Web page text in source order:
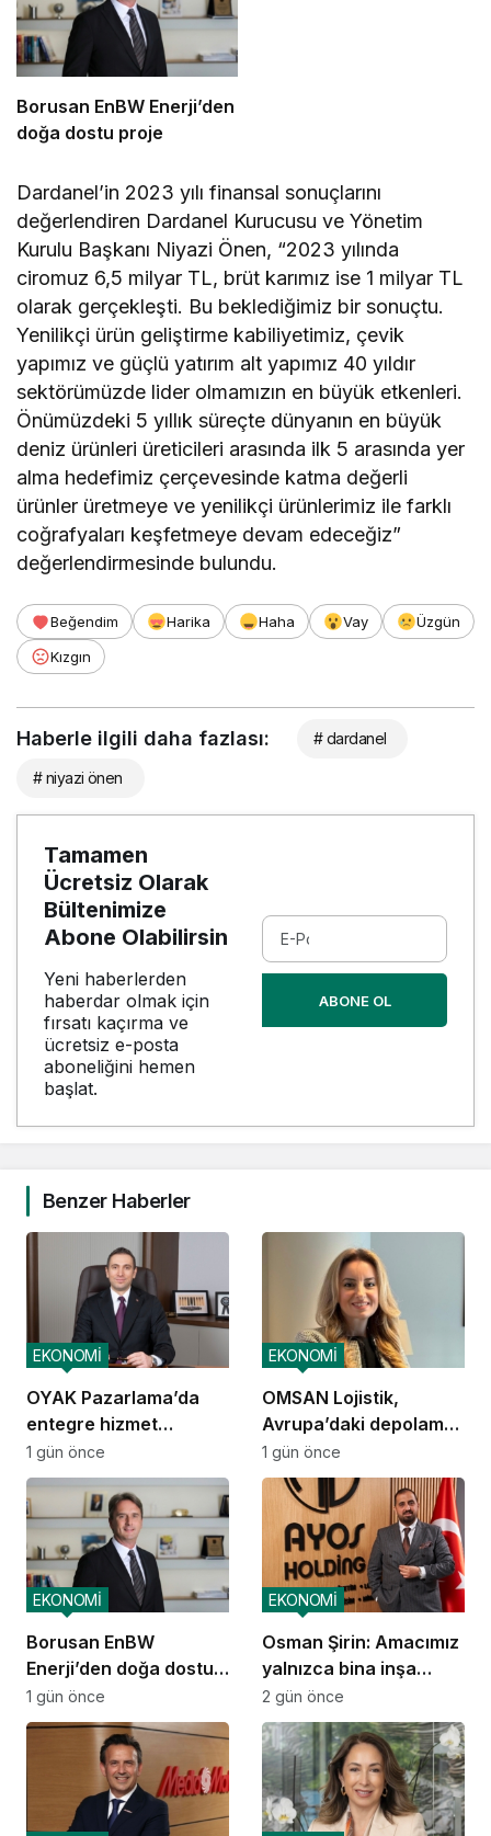
Borusan EnBW Enerji’den
doğa dostu proje
Dardanel’in 2023 yılı finansal sonuçlarını
değerlendiren Dardanel Kurucusu ve Yönetim
Kurulu Başkanı Niyazi Önen, “2023 yılında
ciromuz 6,5 milyar TL, brüt karımız ise 1 milyar TL
olarak gerçekleşti. Bu beklediğimiz bir sonuçtu.
Yenilikçi ürün geliştirme kabiliyetimiz, çevik
yapımız ve güçlü yatırım alt yapımız 40 yıldır
sektörümüzde lider olmamızın en büyük etkenleri.
Önümüzdeki 5 yıllık süreçte dünyanın en büyük
deniz ürünleri üreticileri arasında ilk 5 arasında yer
alma hedefimiz çerçevesinde katma değerli
ürünler üretmeye ve yenilikçi ürünlerimiz ile farklı
coğrafyaları keşfetmeye devam edeceğiz”
değerlendirmesinde bulundu.
Beğendim Harika Haha Vay
Üzgün
Kızgın
Haberle ilgili daha fazlası: # dardanel
# niyazi önen
Tamamen
Ücretsiz Olarak
Bültenimize
Abone Olabilirsin
Yeni haberlerden
haberdar olmak için
fırsatı kaçırma ve
ücretsiz e-posta
aboneliğini hemen
başlat.
ABONE OL
Benzer Haberler
OYAK Pazarlama’da
entegre hizmet
ekosistemi kuruluyor
EKONOMİ
1 gün önce
OMSAN Lojistik,
Avrupa’daki depolama
ve dağıtım
operasyonlarına
başladı
EKONOMİ
1 gün önce
Borusan EnBW
Enerji’den doğa dostu
proje
EKONOMİ
1 gün önce
Osman Şirin: Amacımız
yalnızca bina inşa
etmek değil,
yatırımcısına
kazandıracak yaşam
alanları üretmek
EKONOMİ
2 gün önce